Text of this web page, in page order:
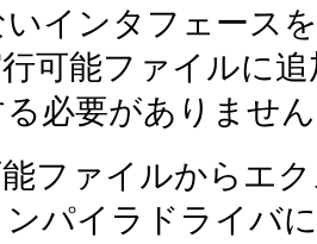
インタフェース
可能ファイルに
必要がありませ
ファイルからエ
パイラドライバ